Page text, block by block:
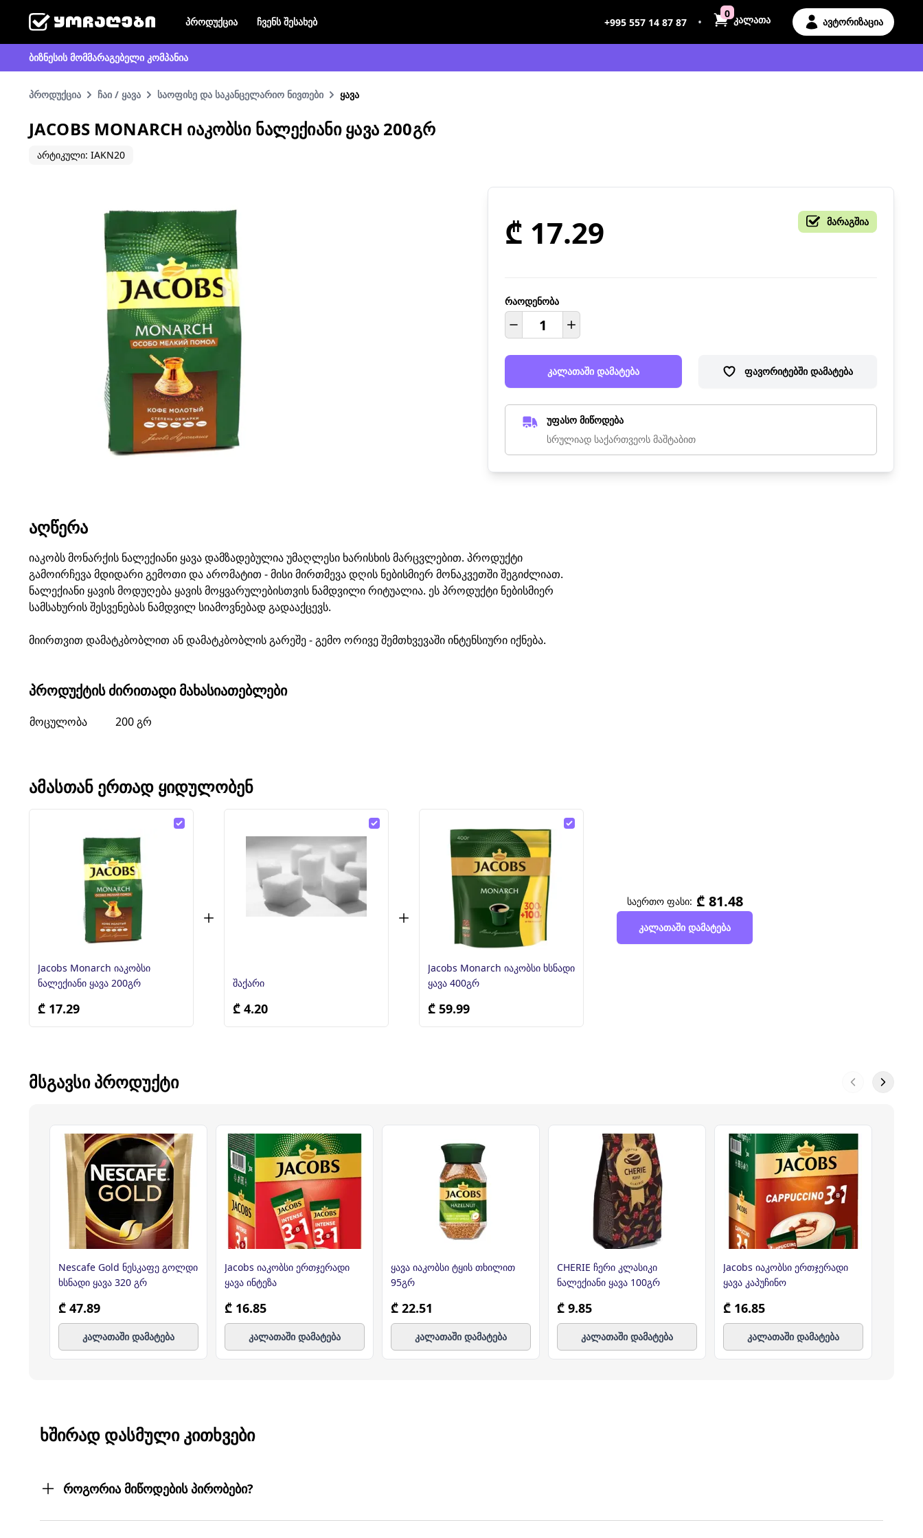
პროდუქცია ჩვენს შესახებ +995 557 14 87 87 •
0 კალათა ავტორიზაცია
ბიზნესის მომმარაგებელი კომპანია
პროდუქცია ჩაი / ყავა საოფისე და საკანცელარიო ნივთები ყავა
JACOBS MONARCH ᲘᲐᲙᲝᲑᲡᲘ ᲜᲐᲚᲔᲥᲘᲐᲜᲘ ᲧᲐᲕᲐ 200ᲒᲠ
არტიკული: IAKN20
₾ 17.29 მარაგშია
რაოდენობა
კალათაში დამატება ფავორიტებში დამატება
უფასო მიწოდება
სრულიად საქართვეოს მაშტაბით
ᲐᲦᲬᲔᲠᲐ
იაკობს მონარქის ნალექიანი ყავა დამზადებულია უმაღლესი ხარისხის მარცვლებით. პროდუქტი
გამოირჩევა მდიდარი გემოთი და არომატით - მისი მირთმევა დღის ნებისმიერ მონაკვეთში შეგიძლიათ.
ნალექიანი ყავის მოდუღება ყავის მოყვარულებისთვის ნამდვილი რიტუალია. ეს პროდუქტი ნებისმიერ
სამსახურის შესვენებას ნამდვილ სიამოვნებად გადააქცევს.
მიირთვით დამატკბობლით ან დამატკბობლის გარეშე - გემო ორივე შემთხვევაში ინტენსიური იქნება.
ᲞᲠᲝᲓᲣᲥᲢᲘᲡ ᲫᲘᲠᲘᲗᲐᲓᲘ ᲛᲐᲮᲐᲡᲘᲐᲗᲔᲑᲚᲔᲑᲘ
მოცულობა 200 გრ
ᲐᲛᲐᲡᲗᲐᲜ ᲔᲠᲗᲐᲓ ᲧᲘᲓᲣᲚᲝᲑᲔᲜ
Jacobs Monarch იაკობსი
ნალექიანი ყავა 200გრ
₾ 17.29
შაქარი
₾ 4.20
Jacobs Monarch იაკობსი ხსნადი
ყავა 400გრ
₾ 59.99
საერთო ფასი: ₾ 81.48
კალათაში დამატება
ᲛᲡᲒᲐᲕᲡᲘ ᲞᲠᲝᲓᲣᲥᲢᲘ
Nescafe Gold ნესკაფე გოლდი
ხსნადი ყავა 320 გრ
₾ 47.89
კალათაში დამატება
Jacobs იაკობსი ერთჯერადი
ყავა ინტეზა
₾ 16.85
კალათაში დამატება
ყავა იაკობსი ტყის თხილით
95გრ
₾ 22.51
კალათაში დამატება
CHERIE ჩერი კლასიკი
ნალექიანი ყავა 100გრ
₾ 9.85
კალათაში დამატება
Jacobs იაკობსი ერთჯერადი
ყავა კაპუჩინო
₾ 16.85
კალათაში დამატება
ᲮᲨᲘᲠᲐᲓ ᲓᲐᲡᲛᲣᲚᲘ ᲙᲘᲗᲮᲕᲔᲑᲘ
როგორია მიწოდების პირობები?